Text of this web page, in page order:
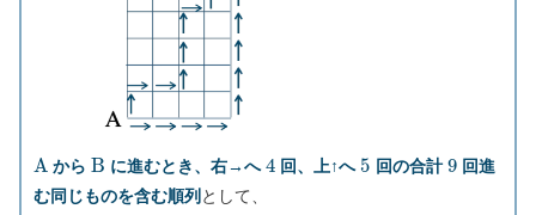
A から B に進むとき、右→へ 4 回、上↑へ5 回の合計 9回進
む同じものを含む順列 として、